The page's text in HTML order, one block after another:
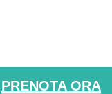
PRENOTA ORA